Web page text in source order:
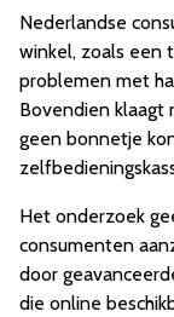
Nederlandse
winkel, zoals een
problemen met
Bovendien klaagt
geen bonnetje
Het onderzoek
consumenten
door
die online